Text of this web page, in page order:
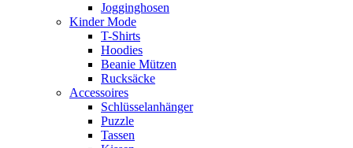
Jogginghosen
Kinder Mode
T-Shirts
Hoodies
Beanie Mützen
Rucksäcke
Accessoires
Schlüsselanhänger
Puzzle
Tassen